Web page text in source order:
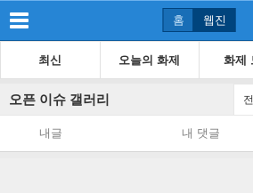
홈 웹진
최신 오늘의 화제 화제
오픈 이슈 갤러리
내글 내 댓글